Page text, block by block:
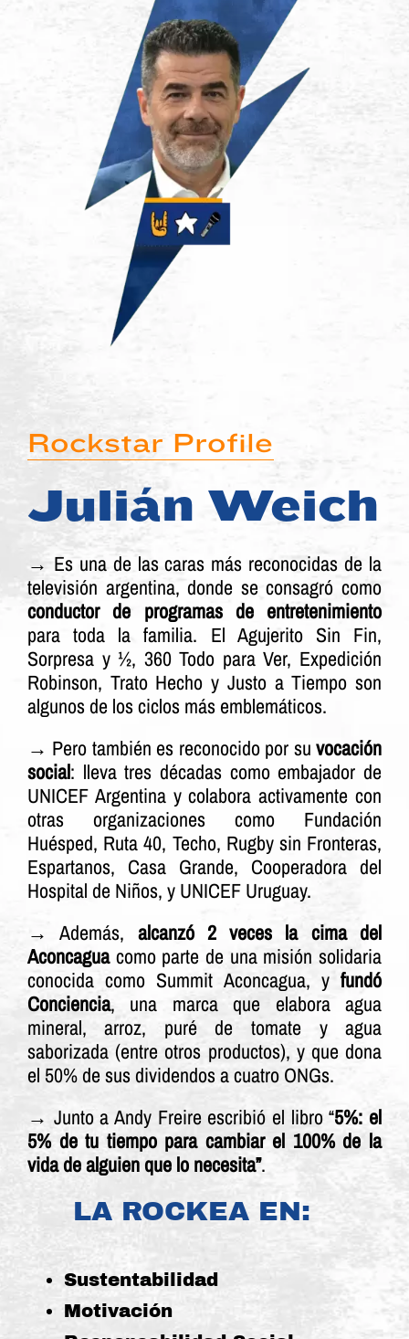
Rockstar Profile
Julián Weich
→Es una de las caras más reconocidas de la
televisión argentina, donde se consagró como
conductor de programas de entretenimiento
para toda la familia. El Agujerito Sin Fin,
Sorpresa y ½, 360 Todo para Ver, Expedición
Robinson, Trato Hecho y Justo a Tiempo son
algunos de los ciclos más emblemáticos.
→ Pero también es reconocido por suvocación
social: lleva tres décadas como embajador de
UNICEF Argentina y colabora activamente con
otras organizaciones como Fundación
Huésped, Ruta 40, Techo, Rugby sin Fronteras,
Espartanos, Casa Grande, Cooperadora del
Hospital de Niños, y UNICEF Uruguay.
→ Además, alcanzó 2 veces la cima del
Aconcaguacomo parte de una misión solidaria
conocida como Summit Aconcagua, yfundó
Conciencia, una marca que elabora agua
mineral, arroz, puré de tomate y agua
saborizada (entre otros productos), y que dona
el 50% de sus dividendos a cuatro ONGs.
→ Junto a Andy Freire escribió el libro “5%: el
5% de tu tiempo para cambiar el 100% de la
vida de alguien que lo necesita”.
LA ROCKEA EN:
Sustentabilidad
Motivación